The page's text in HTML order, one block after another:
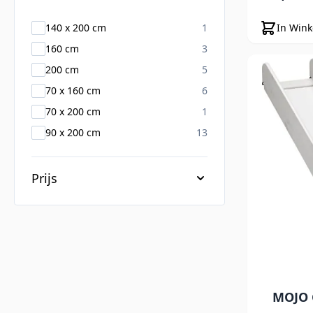
140 x 200 cm 1
products available
160 cm
3
200 cm
5products available
70 x 160 cm
6products available
70 x 200 cm
1
products available
90 x 200 cm
13 products available
Prijs
In